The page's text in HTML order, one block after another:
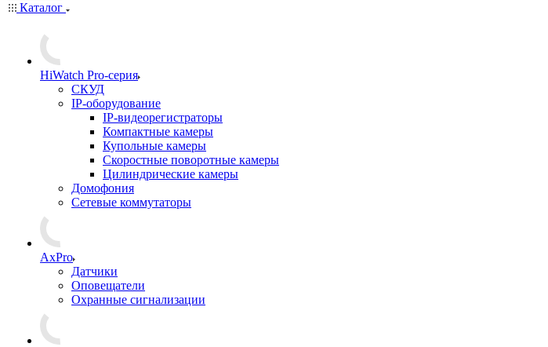
Каталог
HiWatch Pro-серия
CКУД
IP-оборудование
IP-видеорегистраторы
Компактные камеры
Купольные камеры
Скоростные поворотные камеры
Цилиндрические камеры
Домофония
Сетевые коммутаторы
AxPro
Датчики
Оповещатели
Охранные сигнализации